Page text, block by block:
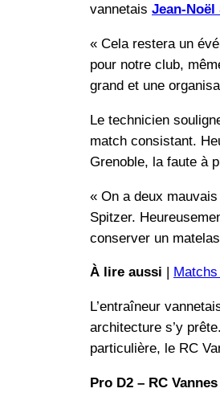
vannetais Jean-
« Cela restera un
pour notre club,
grand et une
Le technicien
match consistant.
Grenoble, la faute à
« On a deux
Spitzer.
conserver un
À lire aussi
L’entraîneur
architecture s’y
particulière, le RC
Pro D2 – RC